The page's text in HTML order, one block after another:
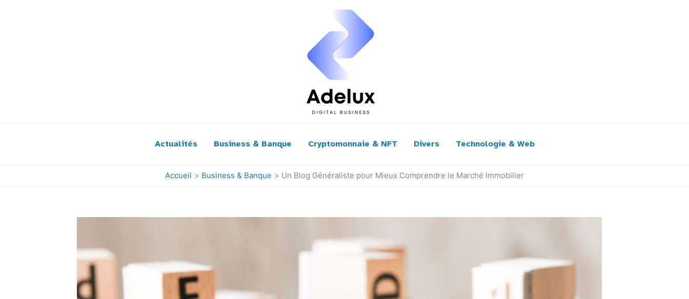
Actualités Business & Banque Cryptomonnaie & NFT Divers Technologie & Web
Accueil Business & Banque Un Blog Généraliste pour Mieux Comprendre le Marché Immobilier